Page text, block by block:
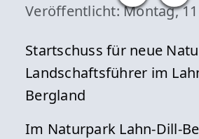
Veröffentlicht: Montag,
Startschuss für neue
Landschaftsführer im
Bergland
Im Naturpark Lahn-Dill-